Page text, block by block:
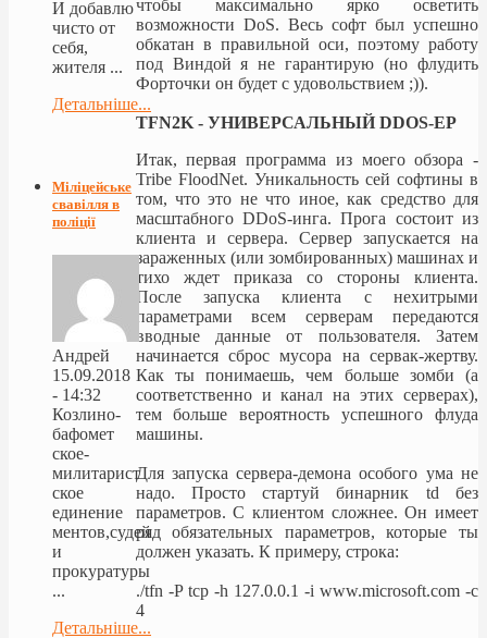
чтобы максимально ярко осветить
возможности DoS. Весь софт был успешно
обкатан в правильной оси, поэтому работу
под Виндой я не гарантирую (но флудить
Форточки он будет с удовольствием ;)).
TFN2K - УНИВЕРСАЛЬНЫЙ DDOS-ЕР
Итак, первая программа из моего обзора -
Tribe FloodNet. Уникальность сей софтины в
том, что это не что иное, как средство для
масштабного DDoS-инга. Прога состоит из
клиента и сервера. Сервер запускается на
зараженных (или зомбированных) машинах и
тихо ждет приказа со стороны клиента.
После запуска клиента с нехитрыми
параметрами всем серверам передаются
вводные данные от пользователя. Затем
начинается сброс мусора на сервак-жертву.
Как ты понимаешь, чем больше зомби (а
соответственно и канал на этих серверах),
тем больше вероятность успешного флуда
машины.
Для запуска сервера-демона особого ума не
надо. Просто стартуй бинарник td без
параметров. С клиентом сложнее. Он имеет
ряд обязательных параметров, которые ты
должен указать. К примеру, строка:
./tfn -P tcp -h 127.0.0.1 -i www.microsoft.com -c
4
И добавлю
чисто от
себя,
жителя ...
Детальніше...
Міліцейське
свавілля в
поліції
Андрей
15.09.2018
- 14:32
Козлино-
бафомет
ское-
милитарист
ское
единение
ментов,судей
и
прокуратуры
...
Детальніше...